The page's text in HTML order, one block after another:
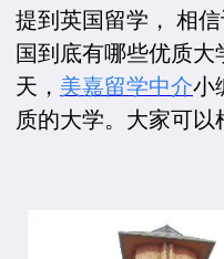
提到英国留学， 相
国到底有哪些优质
天， 美嘉留学中介小
质的大学。大家可以